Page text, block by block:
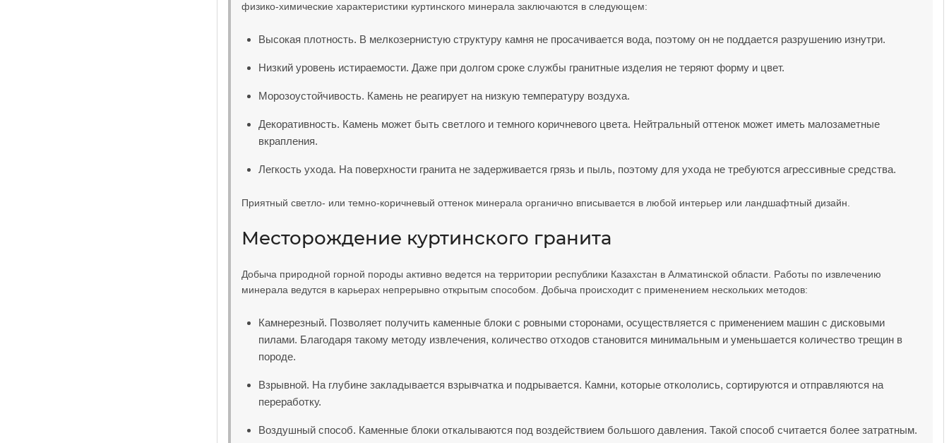
физико-химические характеристики куртинского минерала заключаются в следующем:
Высокая плотность. В мелкозернистую структуру камня не просачивается вода, поэтому он не поддается разрушению изнутри.
Низкий уровень истираемости. Даже при долгом сроке службы гранитные изделия не теряют форму и цвет.
Морозоустойчивость. Камень не реагирует на низкую температуру воздуха.
Декоративность. Камень может быть светлого и темного коричневого цвета. Нейтральный оттенок может иметь малозаметные
вкрапления.
Легкость ухода. На поверхности гранита не задерживается грязь и пыль, поэтому для ухода не требуются агрессивные средства.
Приятный светло- или темно-коричневый оттенок минерала органично вписывается в любой интерьер или ландшафтный дизайн.
Месторождение куртинского гранита
Добыча природной горной породы активно ведется на территории республики Казахстан в Алматинской области. Работы по извлечению
минерала ведутся в карьерах непрерывно открытым способом. Добыча происходит с применением нескольких методов:
Камнерезный. Позволяет получить каменные блоки с ровными сторонами, осуществляется с применением машин с дисковыми
пилами. Благодаря такому методу извлечения, количество отходов становится минимальным и уменьшается количество трещин в
породе.
Взрывной. На глубине закладывается взрывчатка и подрывается. Камни, которые откололись, сортируются и отправляются на
переработку.
Воздушный способ. Каменные блоки откалываются под воздействием большого давления. Такой способ считается более затратным.